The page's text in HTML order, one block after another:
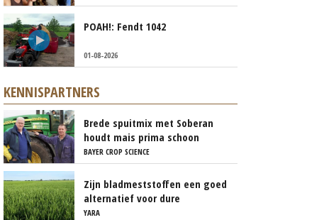
POAH!: Fendt 1042
01-08-2026
KENNISPARTNERS
Brede spuitmix met Soberan
houdt mais prima schoon
BAYER CROP SCIENCE
Zijn bladmeststoffen een goed
alternatief voor dure
kunstmest?
YARA